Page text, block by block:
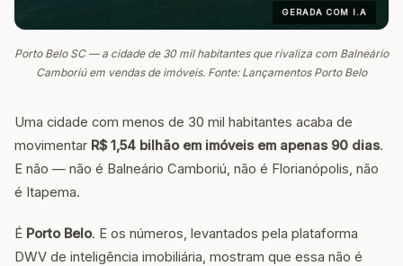
GERADA COM I.A
Porto Belo SC — a cidade de 30 mil habitantes que rivaliza com Balneário
Camboriú em vendas de imóveis. Fonte: Lançamentos Porto Belo
Uma cidade com menos de 30 mil habitantes acaba de
movimentar R$ 1,54 bilhão em imóveis em apenas 90 dias.
E não — não é Balneário Camboriú, não é Florianópolis, não
é Itapema.
É Porto Belo. E os números, levantados pela plataforma
DWV de inteligência imobiliária, mostram que essa não é